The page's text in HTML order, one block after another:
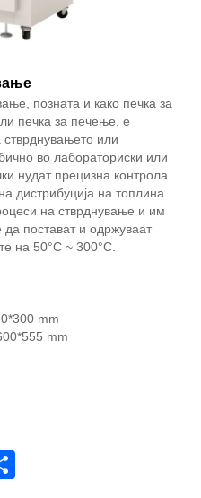
позната и како печка за
печка за печење, е
стврднувањето или
во лабораториски или
нудат прецизна контрола
дистрибуција на топлина
на стврднување и им
постават и одржуваат
на 50°C ~ 300°C.
mm
mm